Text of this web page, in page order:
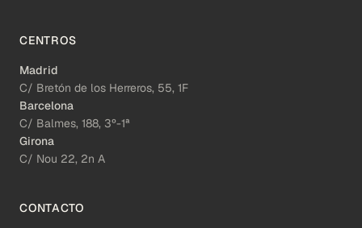
CENTROS
Madrid
C/ Bretón de los Herreros, 55, 1F
Barcelona
C/ Balmes, 188, 3º-1ª
Girona
C/ Nou 22, 2n A
CONTACTO